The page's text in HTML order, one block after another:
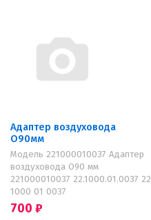
Адаптер воздуховода
O90мм
Модель 221000010037 Адаптер
воздуховода O90 мм
221000010037 22.1000.01.0037 22
1000 01 0037
700 ₽